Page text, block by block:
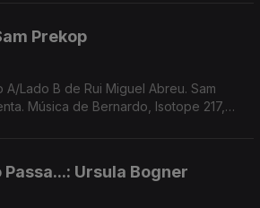
Prekop
Lado B de Rui Miguel Abreu. Sam
Música de Bernardo, Isotope 217,
Ursula Bogner